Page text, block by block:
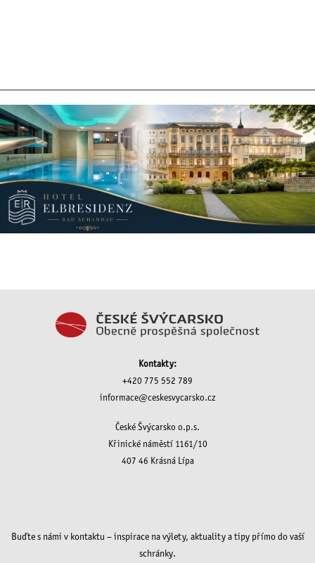
Kontakty:
+420 775 552 789
informace@ceskesvycarsko.cz
České Švýcarsko o.p.s.
Křinické náměstí 1161/10
407 46 Krásná Lípa
Buďte s námi v kontaktu – inspirace na výlety, aktuality a tipy přímo do vaší
schránky.